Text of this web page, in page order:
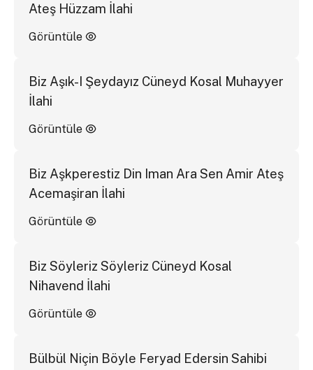
Ateş Hüzzam İlahi
Görüntüle
Biz Aşık-I Şeydayız Cüneyd Kosal Muhayyer
İlahi
Görüntüle
Biz Aşkperestiz Din Iman Ara Sen Amir Ateş
Acemaşiran İlahi
Görüntüle
Biz Söyleriz Söyleriz Cüneyd Kosal
Nihavend İlahi
Görüntüle
Bülbül Niçin Böyle Feryad Edersin Sahibi